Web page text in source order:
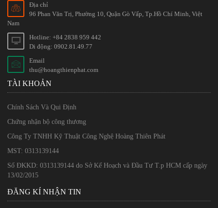
Địa chỉ
96 Phan Văn Trị, Phường 10, Quận Gò Vấp, Tp.Hồ Chí Minh, Việt
Nam
Hotline: +84 2838 959 442
Di động: 0902.81.49.77
Email
thu@hoangthienphat.com
TÀI KHOẢN
Chính Sách Và Qui Định
Chứng nhận bộ công thương
Công Ty TNHH Kỹ Thuật Công Nghệ Hoàng Thiên Phát
MST: 0313139144
Số ĐKKD: 0313139144 do Sở Kế Hoạch và Đầu Tư T.p HCM cấp ngày
13/02/2015
ĐĂNG KÍ NHẬN TIN